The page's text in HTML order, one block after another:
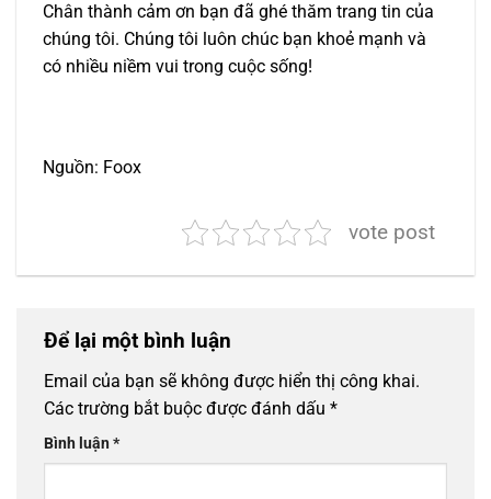
Chân thành cảm ơn bạn đã ghé thăm trang tin của
chúng tôi. Chúng tôi luôn chúc bạn khoẻ mạnh và
có nhiều niềm vui trong cuộc sống!
Nguồn: Foox
vote post
Để lại một bình luận
Email của bạn sẽ không được hiển thị công khai.
Các trường bắt buộc được đánh dấu *
Bình luận*